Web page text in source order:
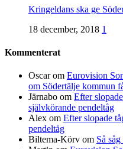
Kringeldans ska ge
18 december, 2018 1
Kommenterat
Oscarom Eurovision
om Södertälje kommun
Järnabo om Efter
självkörande pendeltåg
Alex om Efter slopade
pendeltåg
Biltema-Körv om Så